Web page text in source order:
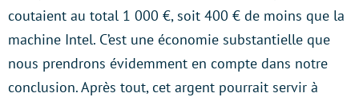
coutaient au total 1 000 €, soit 400 € de moins que la
machine Intel. C’est une économie substantielle que
nous prendrons évidemment en compte dans notre
conclusion. Après tout, cet argent pourrait servir à